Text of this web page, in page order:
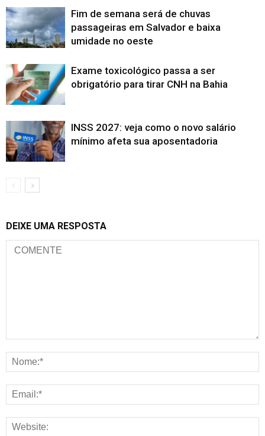
Fim de semana será de chuvas
passageiras em Salvador e baixa
umidade no oeste
Exame toxicológico passa a ser
obrigatório para tirar CNH na Bahia
INSS 2027: veja como o novo salário
mínimo afeta sua aposentadoria
DEIXE UMA RESPOSTA